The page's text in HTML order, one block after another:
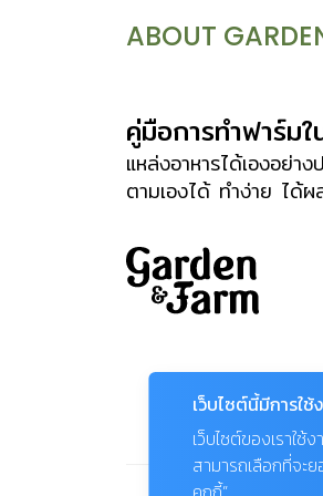
ABOUT
คู่มือการทำฟาร์มใ
แหล่งอาหารได้เองอย่
ตามเองได้ ทำง่าย ได้ผ
เว็บไซต์นี้มีการใ
เว็บไซต์ของเราใ
สามารถเลือกที่จะ